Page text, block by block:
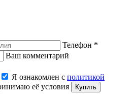
Телефон *
Ваш комментарий
Я ознакомлен с политикой
её условия Купить